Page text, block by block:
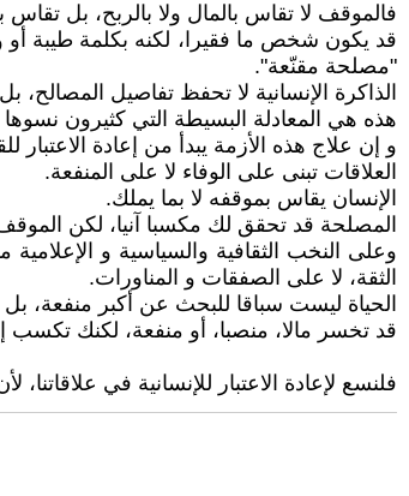
فالموقف لا تقاس بالمال ولا بالربح، بل تقاس
قد يكون شخص ما فقيرا، لكنه بكلمة طيبة أو
"مصلحة مقنّعة".
الذاكرة الإنسانية لا تحفظ تفاصيل
هذه هي المعادلة البسيطة التي كثيرون
و إن علاج هذه الأزمة يبدأ من إعادة الاعتبار
العلاقات تبنى على الوفاء لا على المنفعة.
الإنسان يقاس بموقفه لا بما يملك.
المصلحة قد تحقق لك مكسبا آنيا، لكن
وعلى النخب الثقافية والسياسية و
الثقة، لا على الصفقات و المناورات.
الحياة ليست سباقا للبحث عن أكبر منفعة،
قد تخسر مالا، منصبا، أو منفعة، لكنك
فلنسع لإعادة الاعتبار للإنسانية في علاقاتنا،